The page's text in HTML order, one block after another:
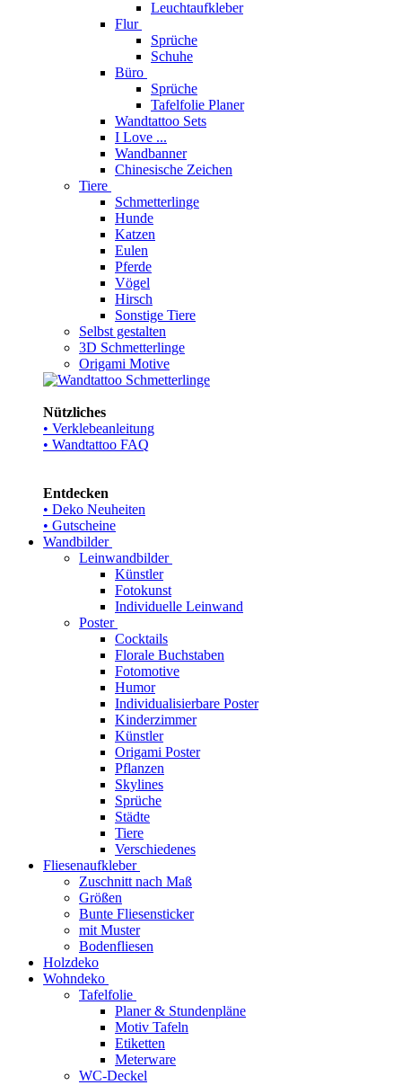
Leuchtaufkleber
Flur
Sprüche
Schuhe
Büro
Sprüche
Tafelfolie Planer
Wandtattoo Sets
I Love ...
Wandbanner
Chinesische Zeichen
Tiere
Schmetterlinge
Hunde
Katzen
Eulen
Pferde
Vögel
Hirsch
Sonstige Tiere
Selbst gestalten
3D Schmetterlinge
Origami Motive
Nützliches
• Verklebeanleitung
• Wandtattoo FAQ
Entdecken
• Deko Neuheiten
• Gutscheine
Wandbilder
Leinwandbilder
Künstler
Fotokunst
Individuelle Leinwand
Poster
Cocktails
Florale Buchstaben
Fotomotive
Humor
Individualisierbare Poster
Kinderzimmer
Künstler
Origami Poster
Pflanzen
Skylines
Sprüche
Städte
Tiere
Verschiedenes
Fliesenaufkleber
Zuschnitt nach Maß
Größen
Bunte Fliesensticker
mit Muster
Bodenfliesen
Holzdeko
Wohndeko
Tafelfolie
Planer & Stundenpläne
Motiv Tafeln
Etiketten
Meterware
WC-Deckel